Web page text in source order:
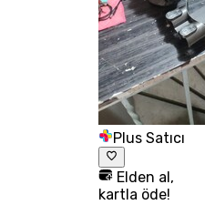
Plus Satıcı
Elden al,
kartla öde!